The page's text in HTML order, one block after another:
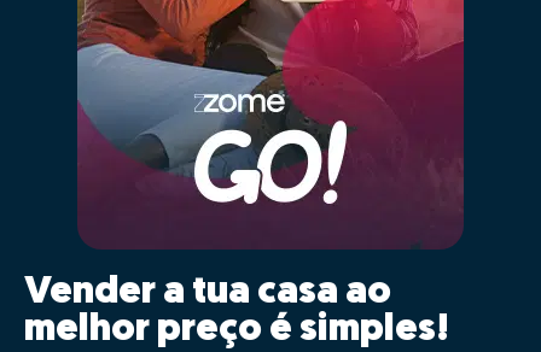
Vender a tua casa ao
melhor preço é simples!